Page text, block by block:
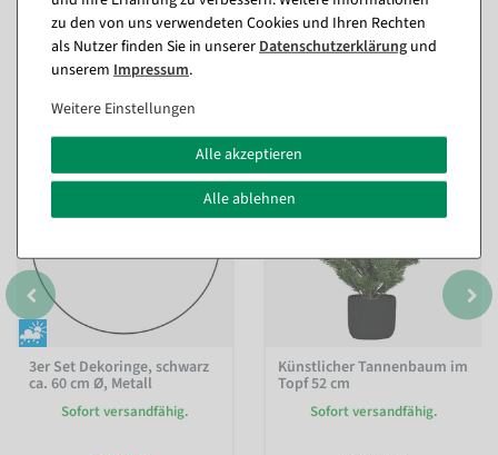
Passende Artikel zu diesem Produkt
%
3er Set Dekoringe, schwarz
ca. 60 cm Ø, Metall
Sofort versandfähig.
Künstlicher Tannenbaum im
Topf 52 cm
Sofort versandfähig.
zu den von uns verwendeten Cookies und Ihren Rechten
als Nutzer finden Sie in unsererDaten­schutz­erklärung und
unserem Impressum.
Weitere Einstellungen
Alle akzeptieren
Alle ablehnen